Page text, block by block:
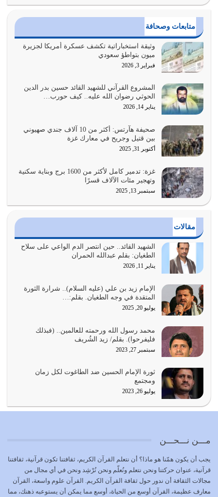
القرآن الكريم هو أهم مصدر لمعرفة رسول الله معرفة سيرته
معرفة شخصيته معرفة عظمته
يوليو 28, 2026
هل نحن من الصالحين؟ قيِّم نفسك هنا اترك القرآن على أصله
وأعرض نفسك، وأعرض ما لديك على…
يوليو 27, 2026
عندما يكون عدوك هو عدو الله معناه أن تكون نقاط الضعف
فيه كثيرة وسينصرك الله عليه إذا…
يوليو 26, 2026
أراد الله لهذه الأمة ان تكون خير امة أخرجت للناس بالنهوض
بالأمر بالمعروف والنهي عن…
يوليو 25, 2026
الدين الذي شرعه الله لا يجوز أن يخضع لآرائنا وأهوائنا
أي أمة تتفرق في الدين وتتفرق في كيانها معناه أنها أصبحت
أمة عاجزة عن النهوض…
يوليو 23, 2026
بحبل الله جميعاً وليس كل…
يوليو 22, 2026
يشاء ويذل من يشاء
يوليو 21, 2026
كل زمان…
يوليو 19, 2026
الوظيفة عبارة عن مسؤولية يجب النهوض بها كما ينبغي لكي
وَالْمُنْفِقِينَ…
يوليو 17, 2026
متابعات وصحافة
وثيقة استخباراتية تكشف عسكرة أمريكا لجزيرة
ميون بتواطؤ سعودي
فبراير 3, 2026
المشروع القرآني للشهيد القائد حسين بدر الدين
الحوثي رضوان الله عليه.. كيف حورب…
يناير 14, 2026
صحيفة هآرتس: أكثر من 10 آلاف جندي صهيوني
بين قتيل وجريح في معارك غزة
أكتوبر 31, 2025
غزة: تدمير كامل لأكثر من 1600 برج وبناية سكنية
وتهجير مئات الآلاف قسرًا
سبتمبر 13, 2025
مقالات
الشهيد القائد.. حين انتصر الدم الواعي على سلاح
الطغيان: بقلم عبدالله الحمران
يناير 11, 2026
الإمام زيد بن علي (عليه السلام).. شرارة الثورة
المتقدة في وجه الطغيان. بقلم:…
يوليو 20, 2025
محمد رسول الله ورحمته للعالمين.. (فبذلك
فليفرحوا). بقلم/ زيد الشُريف
سبتمبر 27, 2023
ثورة الإمام الحسين ضد الطاغوت لكل زمان
ومجتمع
يوليو 26, 2023
مـــن نـــحـــن
يجب أن يكون همّنا هو ماذا؟ أن نتعلم القرآن الكريم، ثقافتنا تكون قرآنية، ثقافتنا
قرآنية، عنوان حركتنا ونحن نتعلم ونُعلّم ونحن نُرْشِد ونحن في أي مجال من
مجالات الثقافة أن ندور حول ثقافة القرآن الكريم. القرآن علوم واسعة، القرآن
معارف عظيمة، القرآن أوسع من الحياة، أوسع مما يمكن أن يستوعبه ذهنك، مما